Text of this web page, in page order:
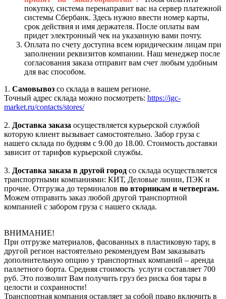
покупку, система перенаправит вас на сервер платежной
системы Сбербанк. Здесь нужно ввести номер карты,
срок действия и имя держателя. После оплаты вам
придет электронный чек на указанную вами почту.
Оплата по счету доступна всем юридическим лицам при
заполнении реквизитов компании. Наш менеджер после
согласования заказа отправит вам счет любым удобным
для вас способом.
1. Самовывоз со склада в вашем регионе.
Точный адрес склада можно посмотреть: https://igc-
market.ru/contacts/stores/
2. Доставка заказа осуществляется курьерской службой
которую клиент вызывает самостоятельно. Забор груза с
нашего склада по будням с 9.00 до 18.00. Стоимость доставки
зависит от тарифов курьерской службы.
3. Доставка заказа в другой город со склада осуществляется
транспортными компаниями: КИТ, Деловые линии, ПЭК и
прочие. Отгрузка до терминалов по вторникам и четвергам.
Можем отправить заказ любой другой транспортной
компанией с забором груза с нашего склада.
ВНИМАНИЕ!
При отгрузке материалов, фасованных в пластиковую тару, в
другой регион настоятельно рекомендуем Вам заказывать
дополнительную опцию у транспортных компаний – аренда
паллетного борта. Средняя стоимость услуги составляет 700
руб. Это позволит Вам получить груз без риска боя тары в
целости и сохранности!
Транспортная компания оставляет за собой право включить в